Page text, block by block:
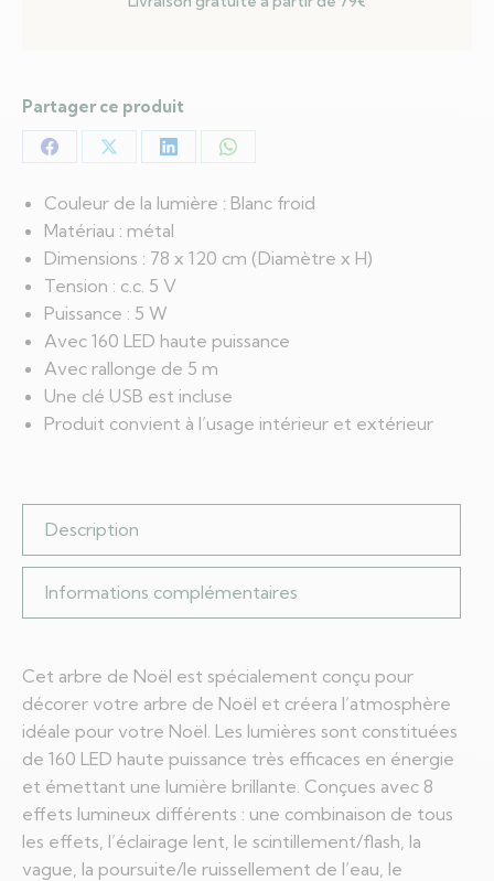
Couleur de la lumière : Blanc froid
Matériau : métal
Dimensions : 78 x 120 cm (Diamètre x H)
Tension : c.c. 5 V
Puissance : 5 W
Avec 160 LED haute puissance
Avec rallonge de 5 m
Une clé USB est incluse
Produit convient à l’usage intérieur et extérieur
Partager ce produit
Partager
sur
Facebook
Partager
sur
X
Partager
sur
LinkedIn
Partager
sur
Description
Informations complémentaires
Cet arbre de Noël est spécialement conçu pour
décorer votre arbre de Noël et créera l’atmosphère
idéale pour votre Noël. Les lumières sont constituées
de 160 LED haute puissance très efficaces en énergie
et émettant une lumière brillante. Conçues avec 8
effets lumineux différents : une combinaison de tous
les effets, l’éclairage lent, le scintillement/flash, la
vague, la poursuite/le ruissellement de l’eau, le